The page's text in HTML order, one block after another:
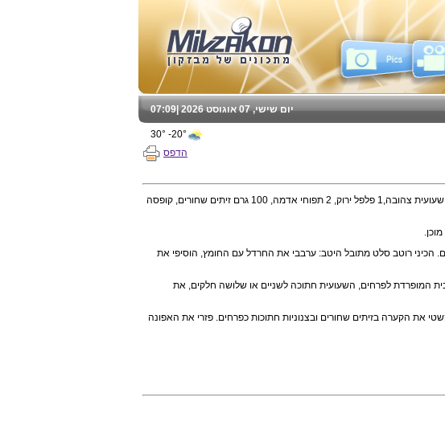
הדפס
החומרים: 200 גרם טונה בשמן,1 כרובית קטנה, 1 חסה, 2 עגבניות, צנוניות אחדות,250 גרם שעועית צהובה,1 פלפל ירוק, 2 תפוחי אדמה, 100 גרם זיתים שחורים, קופסה
הכיני רוטב סלט מתובל היטב: ערבבי את החרדל עם החומץ, הוסיפי את
המופרדת לפרחים, השעועית חתוכה לשניים או שלושה חלקים, את
את הקערה בזיתים שחורים ובצנוניות חתוכות כפרחים. פזרי את האפונה
07:09 יום שישי, 07 אוגוסט 2026 |
20°- 30°